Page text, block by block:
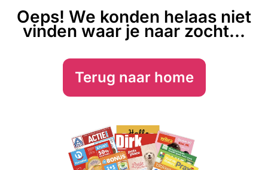
Oeps! We konden helaas niet
vinden waar je naar zocht...
Terug naar home